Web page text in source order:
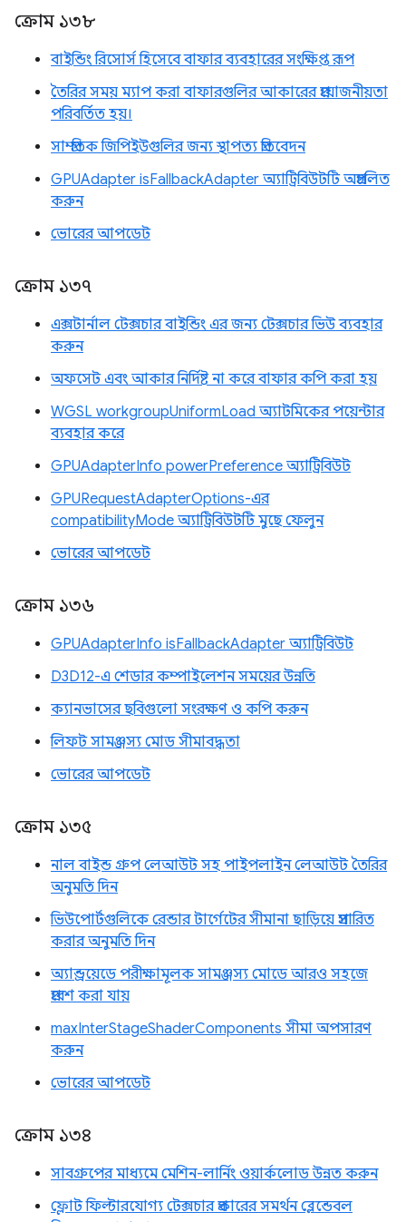
ক্রোম ১৩৮
বাইন্ডিং রিসোর্স হিসেবে বাফার ব্যবহারের সংক্ষিপ্ত রূপ
তৈরির সময় ম্যাপ করা বাফারগুলির আকারের প্রয়োজনীয়তা
পরিবর্তিত হয়।
সাম্প্রতিক জিপিইউগুলির জন্য স্থাপত্য প্রতিবেদন
GPUAdapter isFallbackAdapter অ্যাট্রিবিউটটি অপ্রচলিত
করুন
ভোরের আপডেট
ক্রোম ১৩৭
এক্সটার্নাল টেক্সচার বাইন্ডিং এর জন্য টেক্সচার ভিউ ব্যবহার
করুন
অফসেট এবং আকার নির্দিষ্ট না করে বাফার কপি করা হয়
WGSL workgroupUniformLoad অ্যাটমিকের পয়েন্টার
ব্যবহার করে
GPUAdapterInfo powerPreference অ্যাট্রিবিউট
GPURequestAdapterOptions-এর
compatibilityMode অ্যাট্রিবিউটটি মুছে ফেলুন
ভোরের আপডেট
ক্রোম ১৩৬
GPUAdapterInfo isFallbackAdapter অ্যাট্রিবিউট
D3D12-এ শেডার কম্পাইলেশন সময়ের উন্নতি
ক্যানভাসের ছবিগুলো সংরক্ষণ ও কপি করুন
লিফট সামঞ্জস্য মোড সীমাবদ্ধতা
ভোরের আপডেট
ক্রোম ১৩৫
নাল বাইন্ড গ্রুপ লেআউট সহ পাইপলাইন লেআউট তৈরির
অনুমতি দিন
ভিউপোর্টগুলিকে রেন্ডার টার্গেটের সীমানা ছাড়িয়ে প্রসারিত
করার অনুমতি দিন
অ্যান্ড্রয়েডে পরীক্ষামূলক সামঞ্জস্য মোডে আরও সহজে
প্রবেশ করা যায়
maxInterStageShaderComponents সীমা অপসারণ
করুন
ভোরের আপডেট
ক্রোম ১৩৪
সাবগ্রুপের মাধ্যমে মেশিন-লার্নিং ওয়ার্কলোড উন্নত করুন
ফ্লোট ফিল্টারযোগ্য টেক্সচার প্রকারের সমর্থন ব্লেন্ডেবল